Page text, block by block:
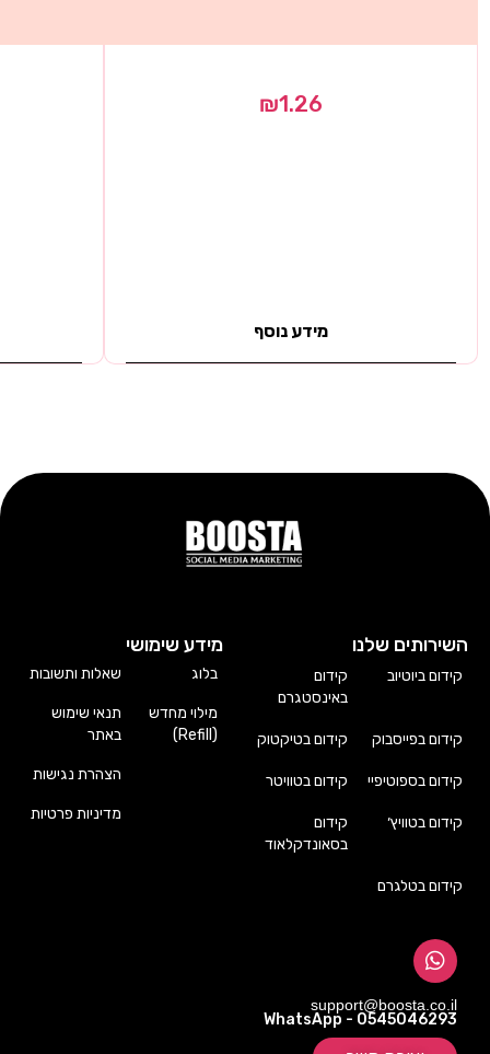
₪1.26
מידע נוסף
השירותים שלנו
קידום ביוטיוב
קידום
באינסטגרם
קידום בפייסבוק קידום בטיקטוק
קידום בספוטיפיי קידום בטוויטר
קידום בטוויץ׳
קידום
בסאונדקלאוד
קידום בטלגרם
מידע שימושי
בלוג
מילוי מחדש
(Refill)
שאלות ותשובות
תנאי שימוש
באתר
הצהרת נגישות
מדיניות פרטיות
support@boosta.co.il
WhatsApp - 0545046293